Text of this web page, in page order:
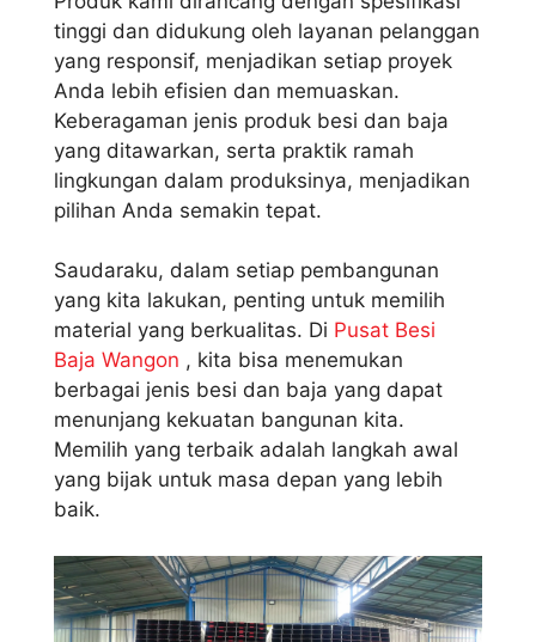
tinggi dan didukung oleh layanan pelanggan
yang responsif, menjadikan setiap proyek
Anda lebih efisien dan memuaskan.
Keberagaman jenis produk besi dan baja
yang ditawarkan, serta praktik ramah
lingkungan dalam produksinya, menjadikan
pilihan Anda semakin tepat.
Saudaraku, dalam setiap pembangunan
yang kita lakukan, penting untuk memilih
material yang berkualitas. Di Pusat Besi
Baja Wangon , kita bisa menemukan
berbagai jenis besi dan baja yang dapat
menunjang kekuatan bangunan kita.
Memilih yang terbaik adalah langkah awal
yang bijak untuk masa depan yang lebih
baik.